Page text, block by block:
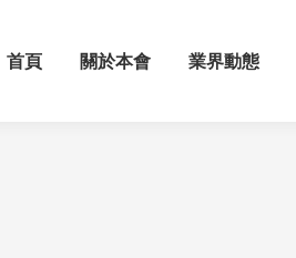
首頁 關於本會 業界動態